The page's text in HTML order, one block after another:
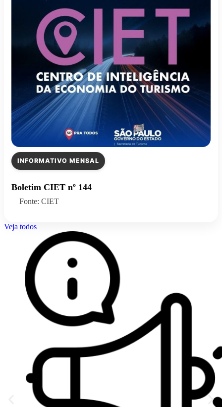
INFORMATIVO MENSAL
Boletim CIET nº 144
Fonte: CIET
Veja todos